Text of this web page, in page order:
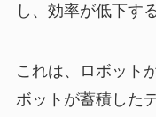
し、効率が低下す
これは、ロボット
ボットが蓄積した